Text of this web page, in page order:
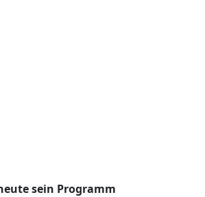
sein Programm